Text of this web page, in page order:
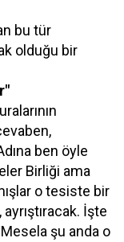
bu tür
olduğu bir
ben öyle
Birliği ama
o tesiste bir
İşte
şu anda o